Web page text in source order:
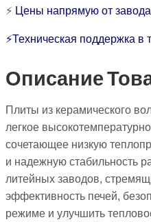
⚡ Цены напрямую от завода
⚡Техническая поддержка в
Описание
Плиты из керамического
легкое
сочетающее низкую
и надежную стабильность
литейных заводов,
эффективность печей,
режиме и улучшить